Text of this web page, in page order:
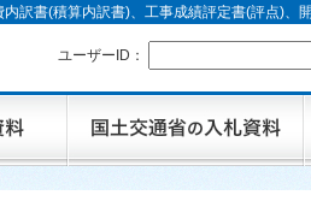
訳書(積算内訳書)、工事成績評定書(評点)
ユーザーID：